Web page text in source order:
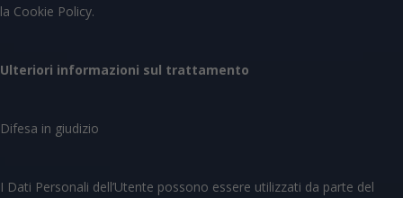
la Cookie Policy.
Ulteriori informazioni sul trattamento
Difesa in giudizio
I Dati Personali dell’Utente possono essere utilizzati da parte del